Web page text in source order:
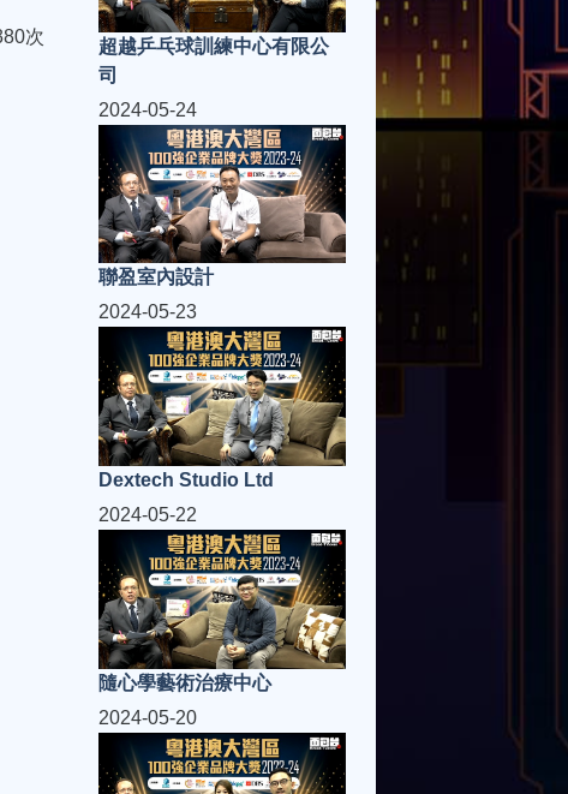
次
超越乒乓球訓練中心有限公
司
2024-05-24
聯盈室內設計
2024-05-23
Dextech Studio Ltd
2024-05-22
隨心學藝術治療中心
2024-05-20